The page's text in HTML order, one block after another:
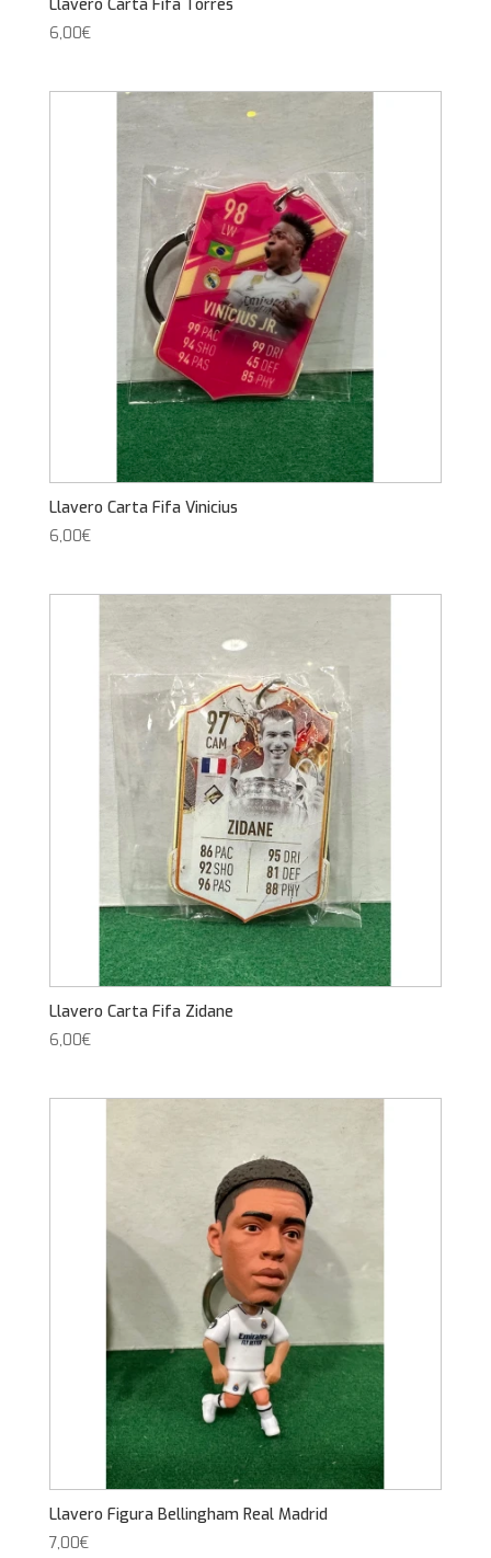
Llavero Carta Fifa Torres
6,00€
Llavero Carta Fifa Vinicius
6,00€
Llavero Carta Fifa Zidane
6,00€
Llavero Figura Bellingham Real Madrid
7,00€